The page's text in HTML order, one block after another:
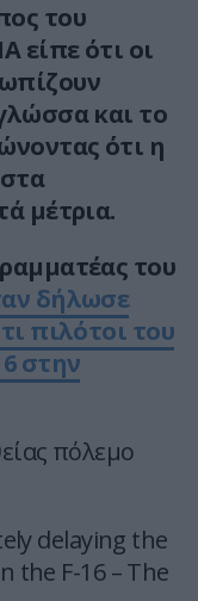
του
είπε ότι οι
και το
ότι η
μέτρια.
του
δήλωσε
πιλότοι του
στην
πόλεμο
delaying the
the F-16 – The